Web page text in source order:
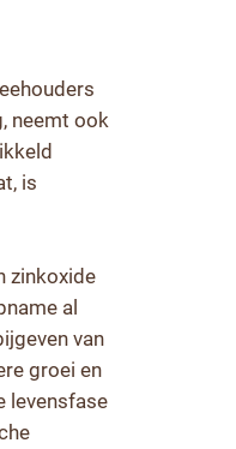
neemt ook
is
zinkoxide
al
van
groei en
levensfase